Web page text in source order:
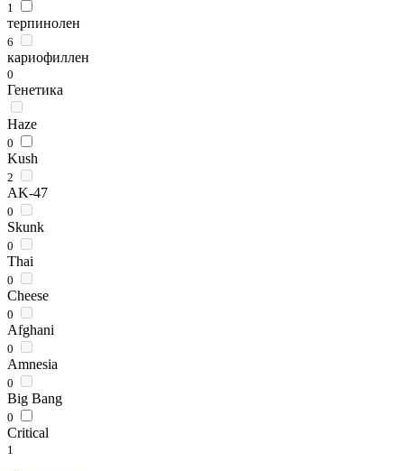
1
терпинолен
6
кариофиллен
0
Генетика
Haze
0
Kush
2
AK-47
0
Skunk
0
Thai
0
Cheese
0
Afghani
0
Amnesia
0
Big Bang
0
Critical
1